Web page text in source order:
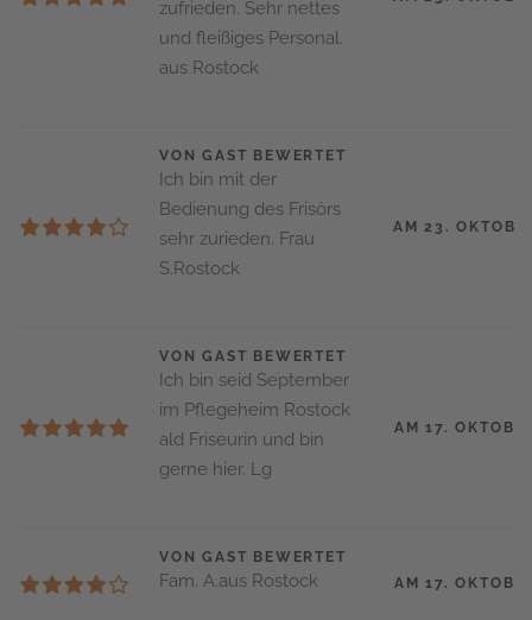
zufrieden. Sehr nettes
und fleißiges Personal.
aus Rostock
VON GAST BEWERTET
Ich bin mit der
Bedienung des Frisörs
sehr zurieden. Frau
S.Rostock
AM 23.
VON GAST BEWERTET
Ich bin seid September
im Pflegeheim Rostock
ald Friseurin und bin
gerne hier. Lg
AM 17.
VON GAST BEWERTET
Fam. A.aus Rostock AM 17.